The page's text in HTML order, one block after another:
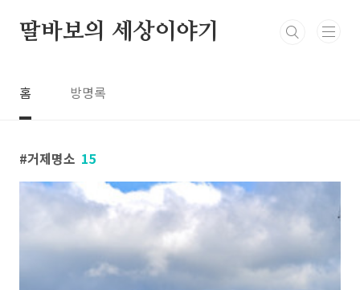
딸바보의 세상이야기
홈 방명록
거제명소 15